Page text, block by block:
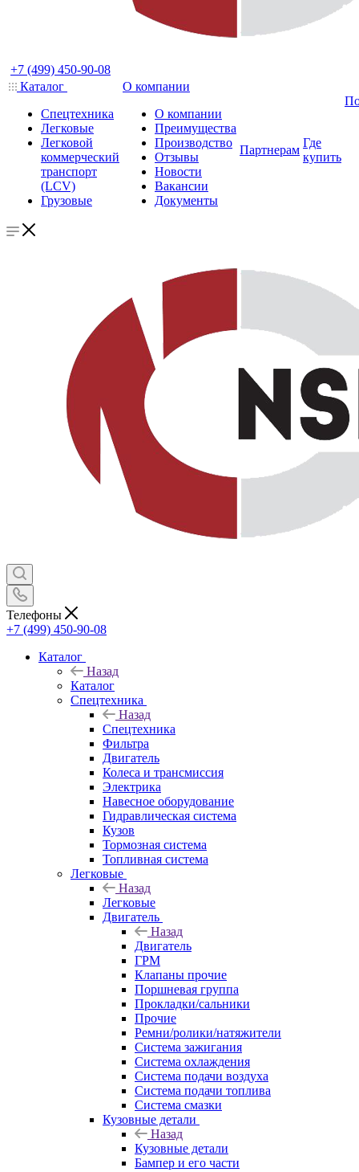
+7 (499) 450-90-08
Каталог
Спецтехника
Легковые
Легковой
коммерческий
транспорт
(LCV)
Грузовые
О компании
О компании
Преимущества
Производство
Отзывы
Новости
Вакансии
Документы
Партнерам
Где
купить
Телефоны
+7 (499) 450-90-08
Каталог
Назад
Каталог
Спецтехника
Назад
Спецтехника
Фильтра
Двигатель
Колеса и трансмиссия
Электрика
Навесное оборудование
Гидравлическая система
Кузов
Тормозная система
Топливная система
Легковые
Назад
Легковые
Двигатель
Назад
Двигатель
ГРМ
Клапаны прочие
Поршневая группа
Прокладки/сальники
Прочие
Ремни/ролики/натяжители
Система зажигания
Система охлаждения
Система подачи воздуха
Система подачи топлива
Система смазки
Кузовные детали
Назад
Кузовные детали
Бампер и его части